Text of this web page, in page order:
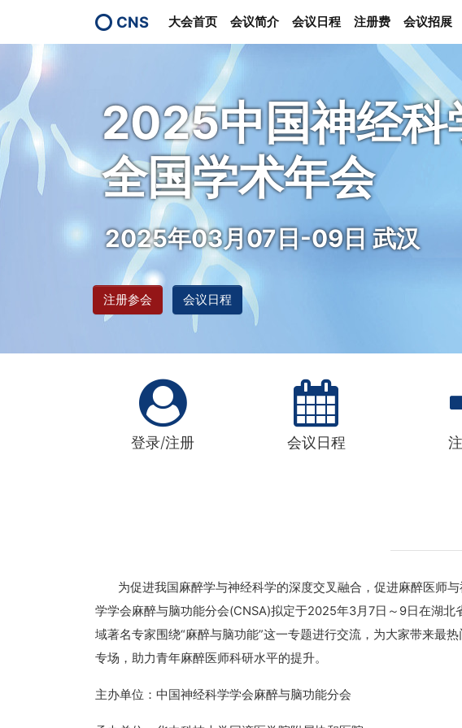
CNS 大会首页 会议简介 会议日程 注册费 会议招展
2025中国神经科
全国学术年会
2025年03月07日-09日 武汉
注册参会 会议日程
登录/注册 会议日程
为促进我国麻醉学与神经科学的深度交叉融合，促进麻醉医师
学学会麻醉与脑功能分会(CNSA)拟定于2025年3月7日～9日在湖
域著名专家围绕“麻醉与脑功能”这一专题进行交流，为大家带来最
专场，助力青年麻醉医师科研水平的提升。
主办单位：中国神经科学学会麻醉与脑功能分会